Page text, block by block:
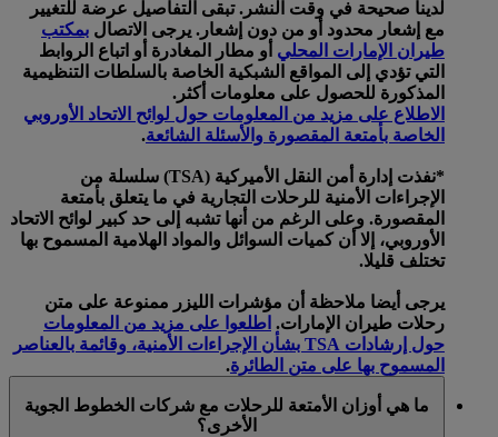
لدينا صحيحة في وقت النشر. تبقى التفاصيل عرضة للتغيير
مع إشعار محدود أو من دون إشعار. يرجى الاتصال بمكتب
طيران الإمارات المحلي أو مطار المغادرة أو اتباع الروابط
التي تؤدي إلى المواقع الشبكية الخاصة بالسلطات التنظيمية
المذكورة للحصول على معلومات أكثر.
الاطلاع على مزيد من المعلومات حول لوائح الاتحاد الأوروبي
الخاصة بأمتعة المقصورة والأسئلة الشائعة.
*نفذت إدارة أمن النقل الأميركية (TSA) سلسلة من
الإجراءات الأمنية للرحلات التجارية في ما يتعلق بأمتعة
المقصورة. وعلى الرغم من أنها تشبه إلى حد كبير لوائح الاتحاد
الأوروبي، إلا أن كميات السوائل والمواد الهلامية المسموح بها
تختلف قليلا.
يرجى أيضا ملاحظة أن مؤشرات الليزر ممنوعة على متن
رحلات طيران الإمارات. اطلعوا على مزيد من المعلومات
حول إرشادات TSA بشأن الإجراءات الأمنية، وقائمة بالعناصر
المسموح بها على متن الطائرة.
ما هي أوزان الأمتعة للرحلات مع شركات الخطوط الجوية
الأخرى؟